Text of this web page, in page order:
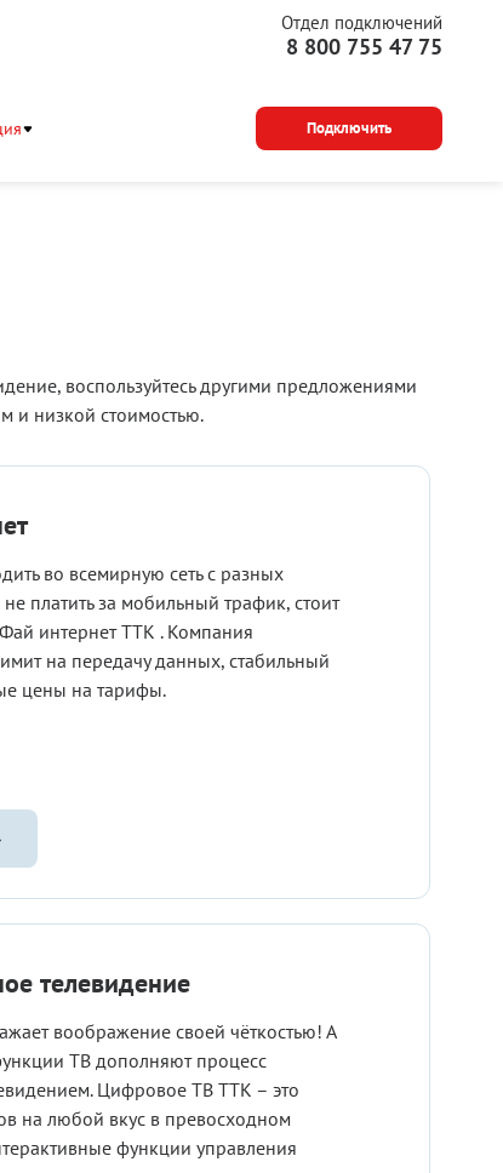
Отдел подключений
8 800 755 47 75
Подключить
воспользуйтесь другими предложениями
и низкой стоимостью.
во всемирную сеть с разных
платить за мобильный трафик, стоит
интернет ТТК . Компания
на передачу данных, стабильный
цены на тарифы.
телевидение
воображение своей чёткостью! А
ТВ дополняют процесс
Цифровое ТВ ТТК – это
на любой вкус в превосходном
функции управления